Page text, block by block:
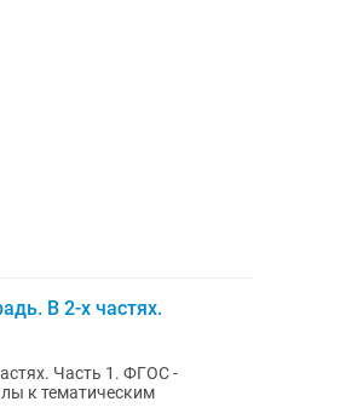
В 2-х частях.
Часть 1. ФГОС -
к тематическим